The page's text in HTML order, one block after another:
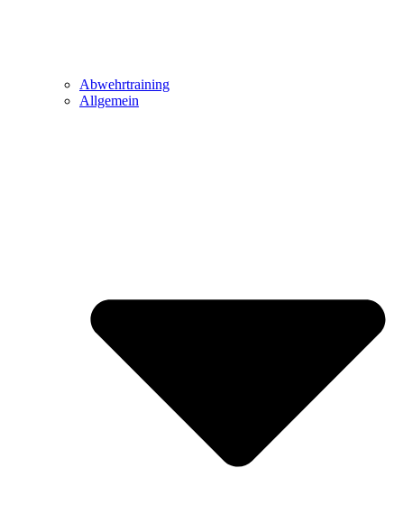
Abwehrtraining
Allgemein